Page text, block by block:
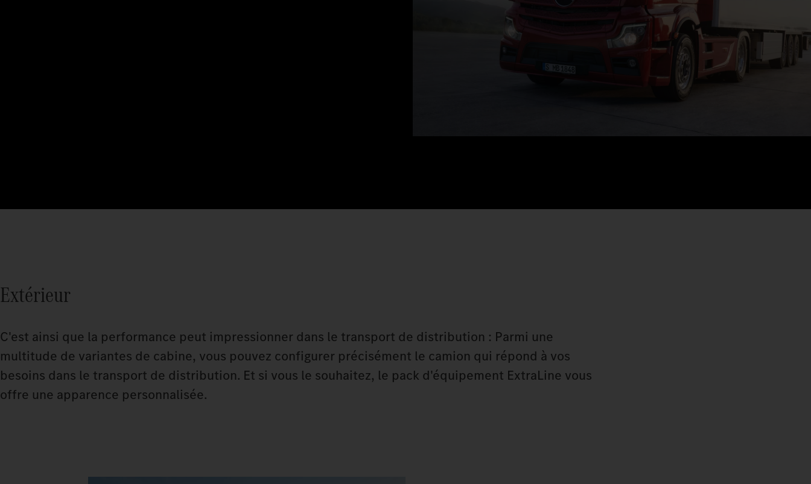
Extérieur
C'est ainsi que la performance peut impressionner dans le transport de distribution : Parmi une
multitude de variantes de cabine, vous pouvez configurer précisément le camion qui répond à vos
besoins dans le transport de distribution. Et si vous le souhaitez, le pack d'équipement ExtraLine vous
offre une apparence personnalisée.